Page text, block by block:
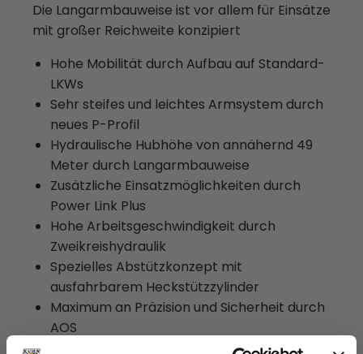
Die Langarmbauweise ist vor allem für Einsätze
mit großer Reichweite konzipiert
Hohe Mobilität durch Aufbau auf Standard-
LKWs
Sehr steifes und leichtes Armsystem durch
neues P-Profil
Hydraulische Hubhöhe von annähernd 49
Meter durch Langarmbauweise
Zusätzliche Einsatzmöglichkeiten durch
Power Link Plus
Hohe Arbeitsgeschwindigkeit durch
Zweikreishydraulik
Spezielles Abstützkonzept mit
ausfahrbarem Heckstützzylinder
Maximum an Präzision und Sicherheit durch
AOS